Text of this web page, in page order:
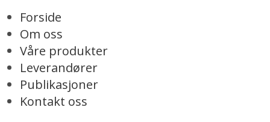
Forside
Om oss
Våre produkter
Leverandører
Publikasjoner
Kontakt oss